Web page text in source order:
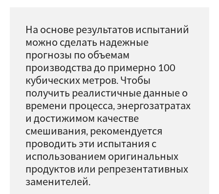
На основе результатов испытаний
можно сделать надежные
прогнозы по объемам
производства до примерно 100
кубических метров. Чтобы
получить реалистичные данные о
времени процесса, энергозатратах
и достижимом качестве
смешивания, рекомендуется
проводить эти испытания с
использованием оригинальных
продуктов или репрезентативных
заменителей.